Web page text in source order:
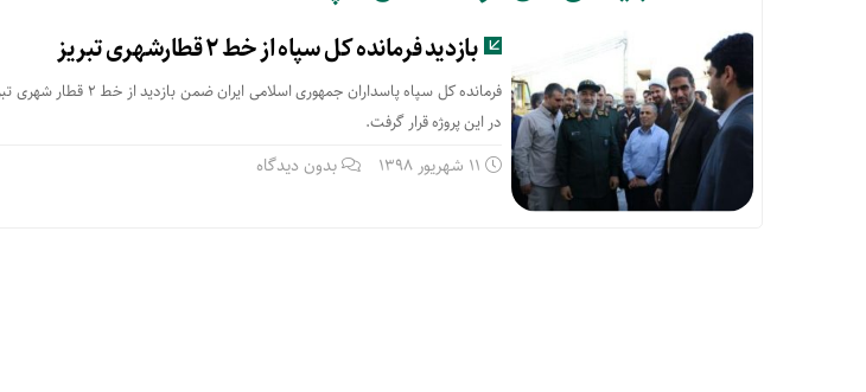
بازدید فرمانده کل سپاه از خط ۲ قطارشهری تبریز
فرمانده کل سپاه پاسداران
در این پروژه قرار گرفت.
11 شهریور 1398 بدون دیدگاه